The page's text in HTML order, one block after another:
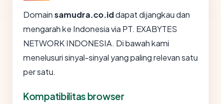
Domainsamudra.co.iddapat dijangkau dan
mengarah ke Indonesia via PT. EXABYTES
NETWORK INDONESIA. Di bawah kami
menelusuri sinyal-sinyal yang paling relevan satu
per satu.
Kompatibilitas browser